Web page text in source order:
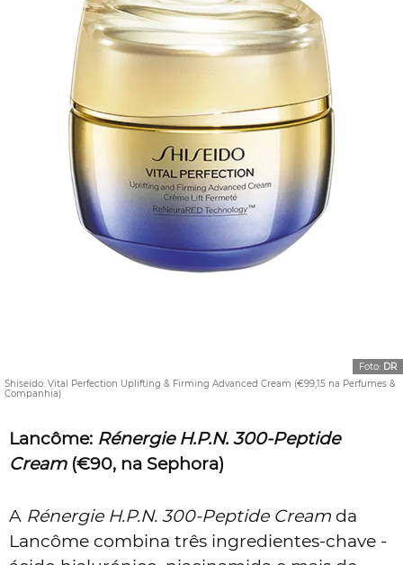
Shiseido: Vital Perfection Uplifting & Firming Advanced Cream (€99,15 na Perfumes &
Companhia)
Foto: DR
Lancôme: Rénergie H.P.N. 300-Peptide
Cream(€90, na Sephora)
A Rénergie H.P.N. 300-Peptide Cream da
Lancôme combina três ingredientes-chave -